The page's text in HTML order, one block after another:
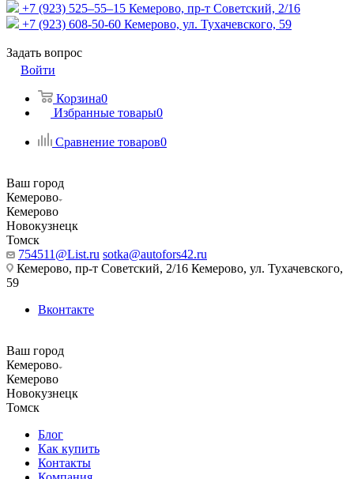
+7 (923) 525–55–15 Кемерово, пр-т Советский, 2/16
+7 (923) 608-50-60 Кемерово, ул. Тухачевского, 59
Задать вопрос
Войти
Корзина0
Избранные товары0
Сравнение товаров0
Ваш город
Кемерово
Кемерово
Новокузнецк
Томск
754511@List.ru sotka@autofors42.ru
Кемерово, пр-т Советский, 2/16 Кемерово, ул. Тухачевского,
59
Вконтакте
Ваш город
Кемерово
Кемерово
Новокузнецк
Томск
Блог
Как купить
Контакты